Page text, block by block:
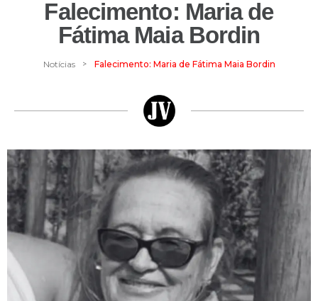
Falecimento: Maria de
Fátima Maia Bordin
Notícias > Falecimento: Maria de Fátima Maia Bordin